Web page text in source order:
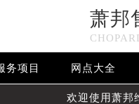
萧邦
务项目 网点大全
欢迎使用萧邦